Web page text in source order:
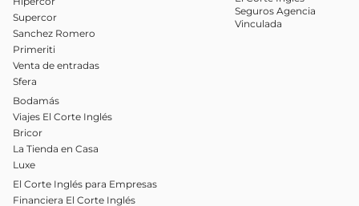
Supercor
Sanchez Romero
Primeriti
Venta de entradas
Sfera
Bodamás
Viajes El Corte Inglés
Bricor
La Tienda en Casa
Luxe
El Corte Inglés para Empresas
Financiera El Corte Inglés
Seguros Agencia
Vinculada